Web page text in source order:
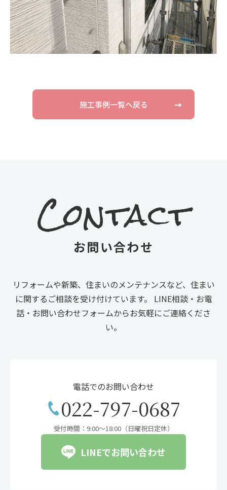
施工事例一覧へ戻る →
Contact
お問い合わせ
リフォームや新築、住まいのメンテナンスなど、住まい
に関するご相談を受け付けています。
LINE相談・お電
話・お問い合わせフォームからお気軽にご連絡くださ
い。
電話でのお問い合わせ
022-797-0687
受付時間：9:00〜18:00（日曜祝日定休）
LINEでお問い合わせ